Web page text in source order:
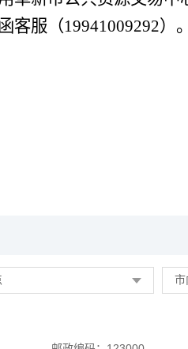
客服（19941009292）。
市